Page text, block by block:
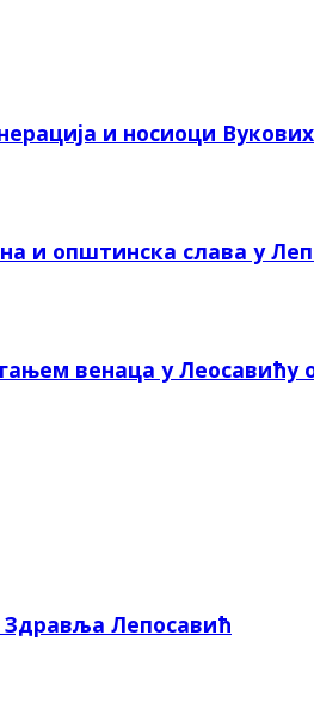
и носиоци
и општинска слава у
венаца у
Лепосавић